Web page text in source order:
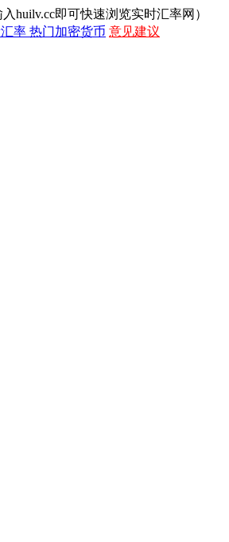
huilv.cc即可快速浏览实时汇率网）
率 热门加密货币 意见建议